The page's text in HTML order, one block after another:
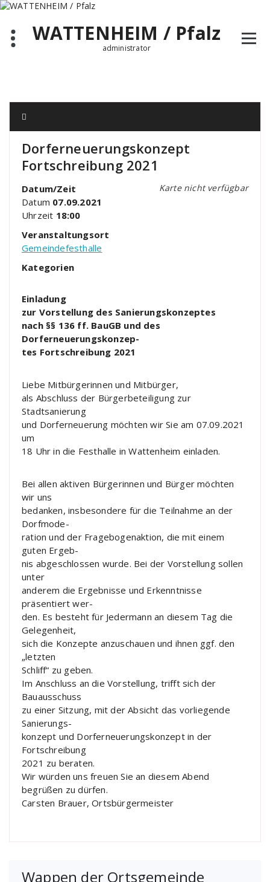
Zum
springenWATTENHEIM / Pfalz
administrator
Dorferneuerungskonzept
Fortschreibung 2021
Karte nicht verfügbar
Datum/Zeit
Datum 07.09.2021
Uhrzeit 18:00
Veranstaltungsort
Gemeindefesthalle
Kategorien
Einladung
zur Vorstellung des Sanierungskonzeptes
nach §§ 136 ff. BauGB und des
Dorferneuerungskonzep-
tes Fortschreibung 2021
Liebe Mitbürgerinnen und Mitbürger,
als Abschluss der Bürgerbeteiligung zur
Stadtsanierung
und Dorferneuerung möchten wir Sie am 07.09.2021
um
18 Uhr in die Festhalle in Wattenheim einladen.
Bei allen aktiven Bürgerinnen und Bürger möchten
wir uns
bedanken, insbesondere für die Teilnahme an der
Dorfmode-
ration und der Fragebogenaktion, die mit einem
guten Ergeb-
nis abgeschlossen wurde. Bei der Vorstellung sollen
unter
anderem die Ergebnisse und Erkenntnisse
präsentiert wer-
den. Es besteht für Jedermann an diesem Tag die
Gelegenheit,
sich die Konzepte anzuschauen und ihnen ggf. den
„letzten
Schliff“ zu geben.
Im Anschluss an die Vorstellung, trifft sich der
Bauausschuss
zu einer Sitzung, mit der Absicht das vorliegende
Sanierungs-
konzept und Dorferneuerungskonzept in der
Fortschreibung
2021 zu beraten.
Wir würden uns freuen Sie an diesem Abend
begrüßen zu dürfen.
Carsten Brauer, Ortsbürgermeister
Wappen der Ortsgemeinde